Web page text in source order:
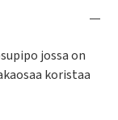
jossa on
koristaa